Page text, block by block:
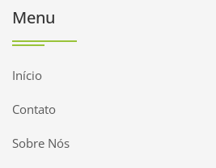
Menu
Início
Contato
Sobre Nós